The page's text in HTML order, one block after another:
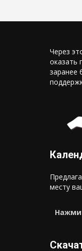
Через
заранее
месту